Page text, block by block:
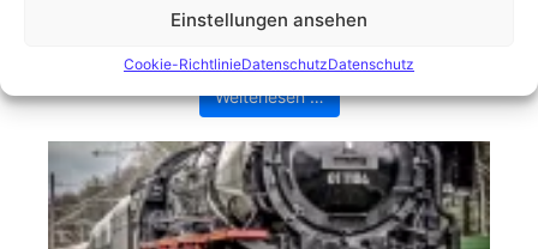
Einstellungen ansehen
Cookie-RichtlinieDatenschutzDatenschutz
bewölkt, ein optimaler Fotografietag. Die Kamera
greifen, ins Auto steigen, hinaus ins ...
Weiterlesen …